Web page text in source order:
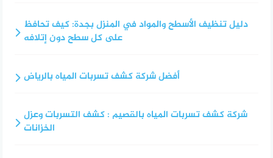
دليل تنظيف الأسطح والمواد في المنزل بجدة: كيف تحافظ
على كل سطح دون إتلافه
أفضل شركة كشف تسربات المياه بالرياض
شركة كشف تسربات المياه بالقصيم : كشف التسربات وعزل
الخزانات